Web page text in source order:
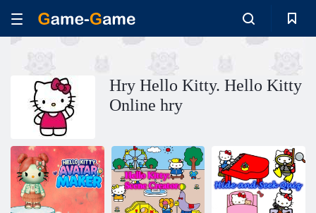
Hry Hello Kitty. Hello Kitty
Online hry